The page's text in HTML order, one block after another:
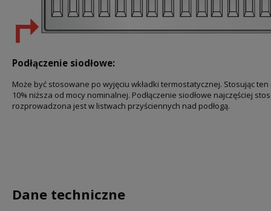
Podłączenie siodłowe:
Może być stosowane po wyjęciu wkładki termostatycznej. Stosując
10% niższa od mocy nominalnej. Podłączenie siodłowe najczęściej
rozprowadzona jest w listwach przyściennych nad podłogą.
Dane techniczne